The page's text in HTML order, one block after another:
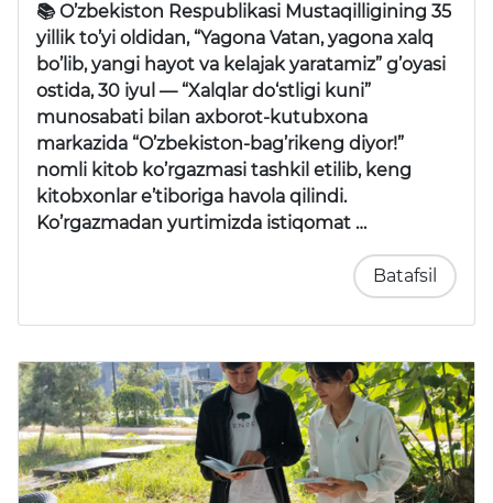
📚 O’zbekiston Respublikasi Mustaqilligining 35
yillik to’yi oldidan, “Yagona Vatan, yagona xalq
bo’lib, yangi hayot va kelajak yaratamiz” g’oyasi
ostida, 30 iyul —“Xalqlar do‘stligi kuni”
munosabati bilan axborot-kutubxona
markazida “O’zbekiston-bag’rikeng diyor!”
nomli kitob ko’rgazmasi tashkil etilib, keng
kitobxonlar e’tiboriga havola qilindi.
Ko’rgazmadan yurtimizda istiqomat …
Batafsil